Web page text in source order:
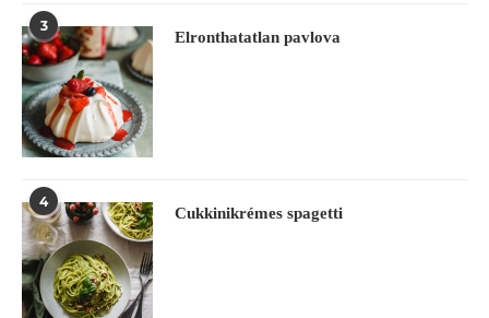
3
Elronthatatlan pavlova
4
Cukkinikrémes spagetti